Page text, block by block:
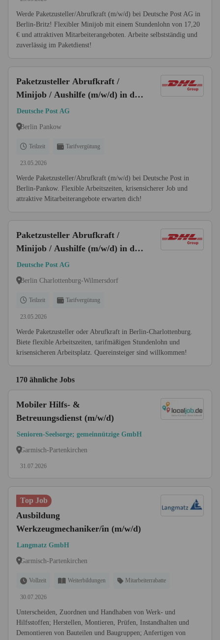
Werde Paketzusteller/Abrufkraft (m/w/d) bei Deutsche Post AG in
Berlin-Britz! Flexibler Minijob mit einem Stundenlohn von 17,20
€ und attraktiven Mitarbeiterangeboten. Arbeite selbstständig und
zuverlässig im Paketdienst!
Paketzusteller Abrufkraft /
Minijob / Aushilfe (m/w/d) in der
ZB Berlin-Pankow
Deutsche Post AG
Berlin Pankow
Teilzeit Tarifvergütung
23.05.2026
Werde Paketzusteller/Abrufkraft (m/w/d) bei Deutsche Post in
Berlin-Pankow. Flexible Arbeitszeiten, krisensicherer Job und
attraktive Mitarbeiterangebote erwarten dich!
Paketzusteller Abrufkraft /
Minijob / Aushilfe (m/w/d) in der
ZB Berlin-Charlottenburg
Deutsche Post AG
Berlin Charlottenburg-Wilmersdorf
Teilzeit Tarifvergütung
23.05.2026
Werde Paketzusteller oder Abrufkraft in Berlin-Charlottenburg.
Biete flexible Arbeitszeiten, tarifmäßigen Stundenlohn und
krisensicheren Arbeitsplatz. Quereinsteiger sind willkommen!
170 ähnliche Jobs
Mobiler Hilfs- &
Betreuungsdienst (m/w/d)
Senioren-Seelsorge; gemeinnützige GmbH
Garmisch-Partenkirchen
31.07.2026
Top Job
Ausbildung
Werkzeugmechaniker/in (m/w/d)
Langmatz GmbH
Garmisch-Partenkirchen
Vollzeit Weiterbildungen Mitarbeiterrabatte
30.07.2026
Unterscheiden, Zuordnen und Handhaben von Werk- und
Hilfsstoffen; Herstellen, Montieren, Prüfen, Instandhalten und
Demontieren von Bauteilen und Baugruppen; Anfertigen von